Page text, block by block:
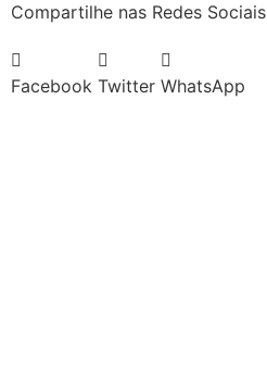
Compartilhe nas Redes Sociais
Facebook Twitter WhatsApp